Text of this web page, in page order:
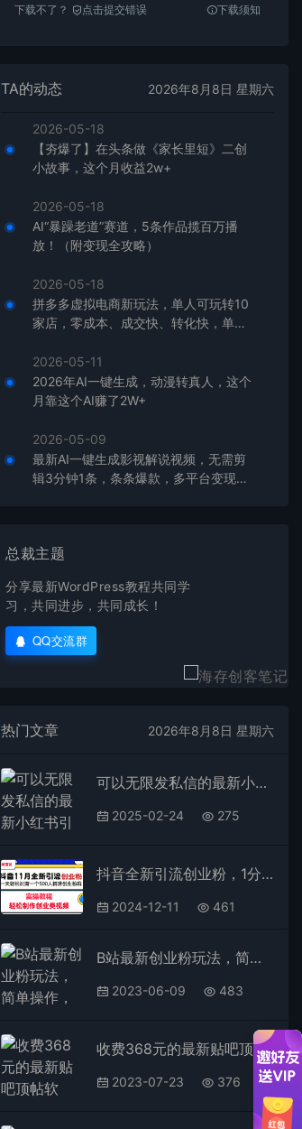
下载不了？ 点击提交错误 下载须知
TA的动态 2026年8月8日 星期六
2026-05-18
【夯爆了】在头条做《家长里短》二创
小故事，这个月收益2w+
2026-05-18
AI“暴躁老道”赛道，5条作品揽百万播
放！（附变现全攻略）
2026-05-18
拼多多虚拟电商新玩法，单人可玩转10
家店，零成本、成交快、转化快，单店
2026-05-11
2026年AI一键生成，动漫转真人，这个
月靠这个AI赚了2W+
2026-05-09
最新AI一键生成影视解说视频，无需剪
辑3分钟1条，条条爆款，多平台变现日
总裁主题
分享最新WordPress教程共同学
习，共同进步，共同成长！
QQ交流群
热门文章 2026年8月8日 星期六
可以无限发私信的最新小红书引流方法，突破平台私信限制，单日引流500＋精准创业粉
2025-02-24 275
抖音全新引流创业粉，1分钟轻松制作创业类视频，一天轻松加满一个500人精准创业粉群
2024-12-11 461
B站最新创业粉玩法，简单操作，长期吸粉
2023-06-09 483
收费368元的最新贴吧顶帖软件，一键傻瓜式使用【顶帖脚本+使用教程】
2023-07-23 376